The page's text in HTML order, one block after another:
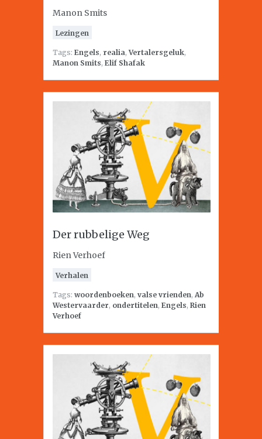
Manon Smits
Lezingen
Tags: Engels, realia,Vertalersgeluk,
Manon Smits, Elif Shafak
Der rubbelige Weg
Rien Verhoef
Verhalen
Tags: woordenboeken, valse vrienden, Ab
Westervaarder, ondertitelen, Engels, Rien
Verhoef